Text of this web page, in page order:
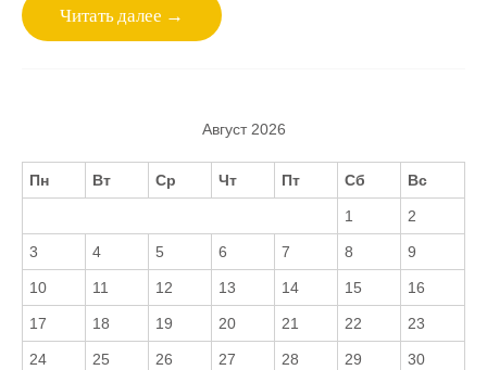
Читать далее →
Август 2026
Пн Вт Ср Чт Пт Сб Вс
1 2
3 4 5 6 7 8 9
10 11 12 13 14 15 16
17 18 19 20 21 22 23
24 25 26 27 28 29 30